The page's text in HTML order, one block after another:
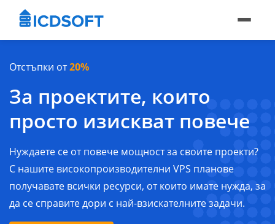
Отстъпки от20%
За проектите, които
просто изискват повече
Нуждаете се от повече мощност за своите проекти?
С нашите високопроизводителни VPS планове
получавате всички ресурси, от които имате нужда, за
да се справите дори с най-взискателните задачи.